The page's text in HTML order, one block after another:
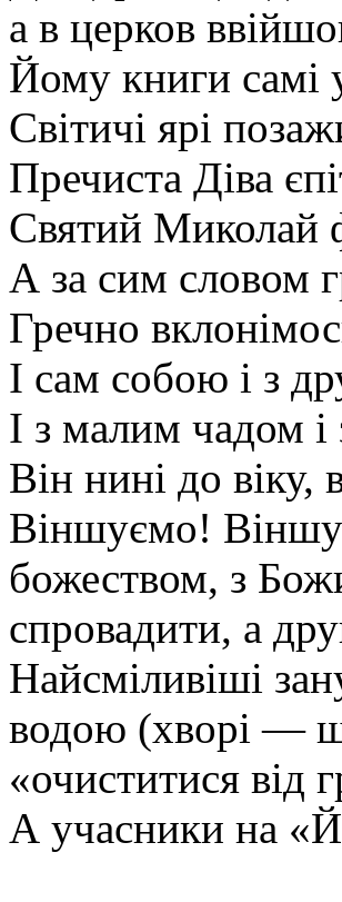
а в церков
Йому книги самі
Світичі ярі
Пречиста Діва
Святий Миколай
А за сим словом
Гречно
І сам собою і з
І з малим чадом
Він нині до віку,
Віншуємо!
божеством, з
спровадити, а
Найсміливіші
водою (хворі —
«очиститися від
А учасники на